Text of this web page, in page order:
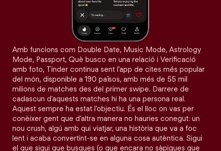
Amb funcions com Double Date, Music Mode, Astrology
Mode, Passport, Què busco en una relació i Verificació
amb foto, Tinder continua sent l'app de cites més popular
del món, disponible a 190 països, amb més de 55 mil
milions de matches des del primer swipe. Darrere de
cadascun d'aquests matches hi ha una persona real.
Aquest sempre ha estat l'objectiu. És el lloc on vas per
conèixer gent que d'altra manera no hauries conegut: un
nou crush, algú amb qui viatjar, una història que va a foc
lent i acaba convertint-se en alguna cosa autèntica. Sigui
el que sigui que busques (o que encara no sàpigues que